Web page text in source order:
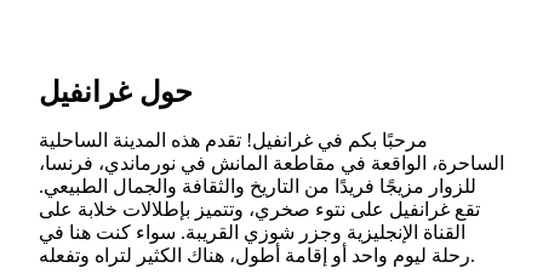
حول غرانفيل
مرحبًا بكم في غرانفيل! تقدم هذه المدينة الساحلية
الساحرة، الواقعة في مقاطعة المانش في نورماندي، فرنسا،
للزوار مزيجًا فريدًا من التاريخ والثقافة والجمال الطبيعي.
تقع غرانفيل على نتوء صخري، وتتميز بإطلالات خلابة على
القناة الإنجليزية وجزر شوزي القريبة. سواء كنت هنا في
رحلة ليوم واحد أو إقامة أطول، هناك الكثير لتراه وتفعله.